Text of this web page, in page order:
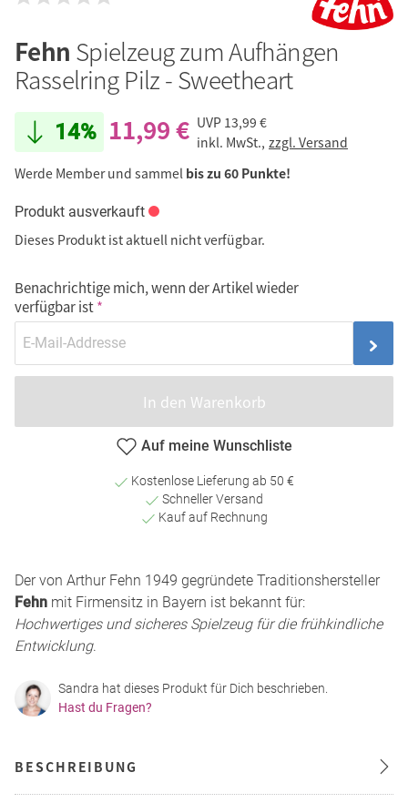
Fehn Spielzeug zum Aufhängen
Rasselring Pilz - Sweetheart
14% 11,99 € UVP 13,99 €
inkl. MwSt., zzgl. Versand
Werde Member und sammel bis zu 60 Punkte!
Produkt ausverkauft
Dieses Produkt ist aktuell nicht verfügbar.
Benachrichtige mich, wenn der Artikel wieder
verfügbar ist
In den Warenkorb
Auf meine Wunschliste
Kostenlose Lieferung ab 50 €
Schneller Versand
Kauf auf Rechnung
Der von Arthur Fehn 1949 gegründete Traditionshersteller
Fehn mit Firmensitz in Bayern ist bekannt für:
Hochwertiges und sicheres Spielzeug für die frühkindliche
Entwicklung.
Sandra hat dieses Produkt für Dich beschrieben.
Hast du Fragen?
BESCHREIBUNG